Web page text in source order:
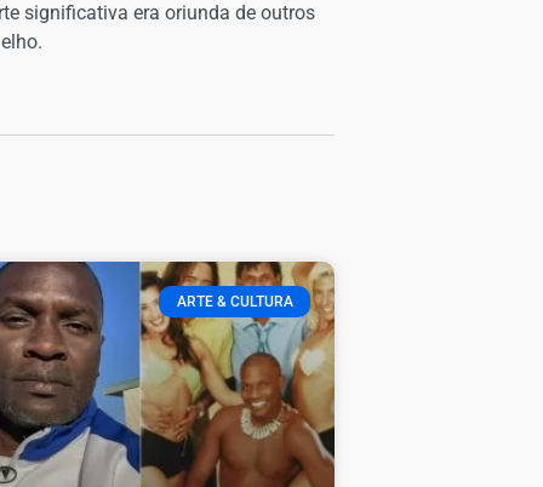
significativa era oriunda de outros
ARTE & CULTURA